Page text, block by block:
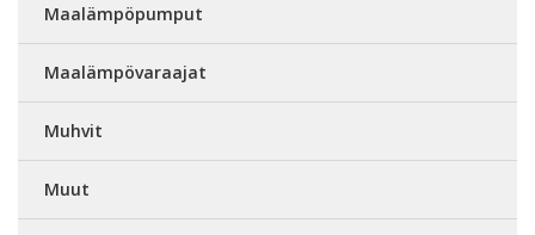
Maalämpöpumput
Maalämpövaraajat
Muhvit
Muut